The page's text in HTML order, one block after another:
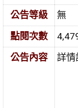
公告等級
無
點閱次數
公告內容
詳情